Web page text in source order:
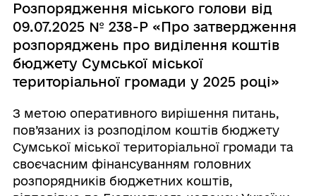
Розпорядження міського голови від
09.07.2025 № 238-Р «Про затвердження
розпоряджень про виділення коштів
бюджету Сумської міської
територіальної громади у 2025 році»
З метою оперативного вирішення питань,
пов’язаних із розподілом коштів бюджету
Сумської міської територіальної громади та
своєчасним фінансуванням головних
розпорядників бюджетних коштів,